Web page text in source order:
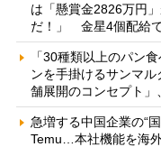
は「懸賞金2826万円
だ！」 金星4個配給
「30種類以上のパン
ンを手掛けるサンマ
舗展開のコンセプト
急増する中国企業の“
Temu…本社機能を海